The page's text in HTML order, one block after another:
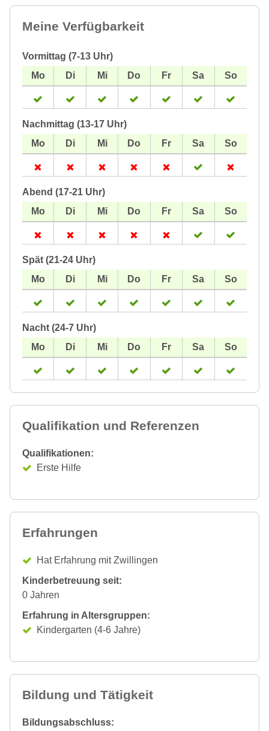
Meine Verfügbarkeit
Vormittag (7-13 Uhr)
Nachmittag (13-17 Uhr)
Abend (17-21 Uhr)
Spät (21-24 Uhr)
Nacht (24-7 Uhr)
Qualifikation und Referenzen
Qualifikationen:
Erste Hilfe
Erfahrungen
Hat Erfahrung mit Zwillingen
Kinderbetreuung seit:
0 Jahren
Erfahrung in Altersgruppen:
Kindergarten (4-6 Jahre)
Bildung und Tätigkeit
Bildungsabschluss: